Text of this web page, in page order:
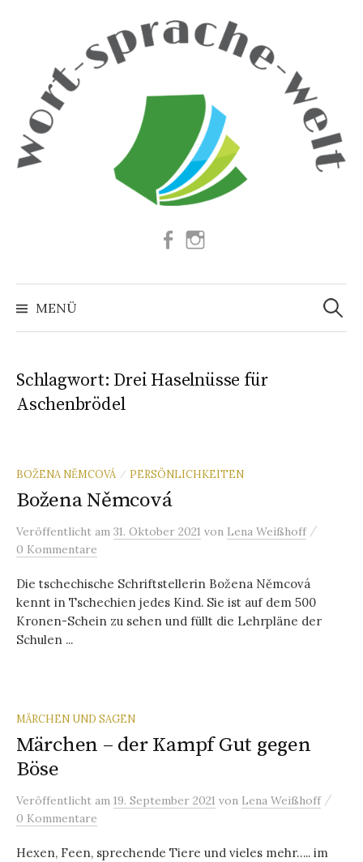
Facebook
MENÜ
Suchen
nach:
Schlagwort: Drei Haselnüsse für
Aschenbrödel
BOŽENA NĚMCOVÁ / PERSÖNLICHKEITEN
Božena Němcová
Veröffentlicht am 31. Oktober 2021 von Lena Weißhoff /
0 Kommentare
Die tschechische Schriftstellerin Božena Němcová
kennt in Tschechien jedes Kind. Sie ist auf dem 500
Kronen-Schein zu sehen und füllt die Lehrpläne der
Schulen ...
MÄRCHEN UND SAGEN
Märchen – der Kampf Gut gegen
Böse
Veröffentlicht am 19. September 2021 von Lena Weißhoff /
0 Kommentare
Hexen, Feen, sprechende Tiere und vieles mehr….. im